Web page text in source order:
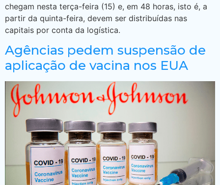
chegam nesta terça-feira (15) e, em 48 horas, isto é, a
partir da quinta-feira, devem ser distribuídas nas
capitais por conta da logística.
Agências pedem suspensão de
aplicação de vacina nos EUA